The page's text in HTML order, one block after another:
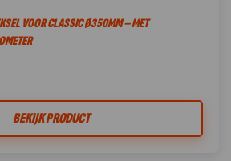
VOOR CLASSIC Ø350MM – MET
BEKIJK PRODUCT